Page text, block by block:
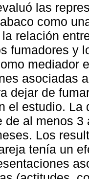
las
como
relación
fumadores y
mediador
asociadas
dejar de
el estudio.
de al menos
Los
tenía un